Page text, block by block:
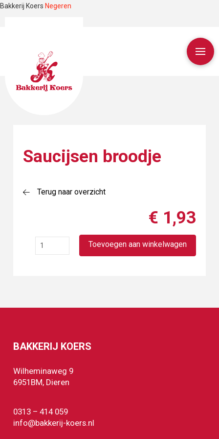
Bakkerij Koers Negeren
Saucijsen broodje
Terug naar overzicht
€ 1,93
Saucijsen
Toevoegen aan winkelwagen
BAKKERIJ KOERS
Wilheminaweg 9
6951BM, Dieren
0313 – 414 059
info@bakkerij-koers.nl